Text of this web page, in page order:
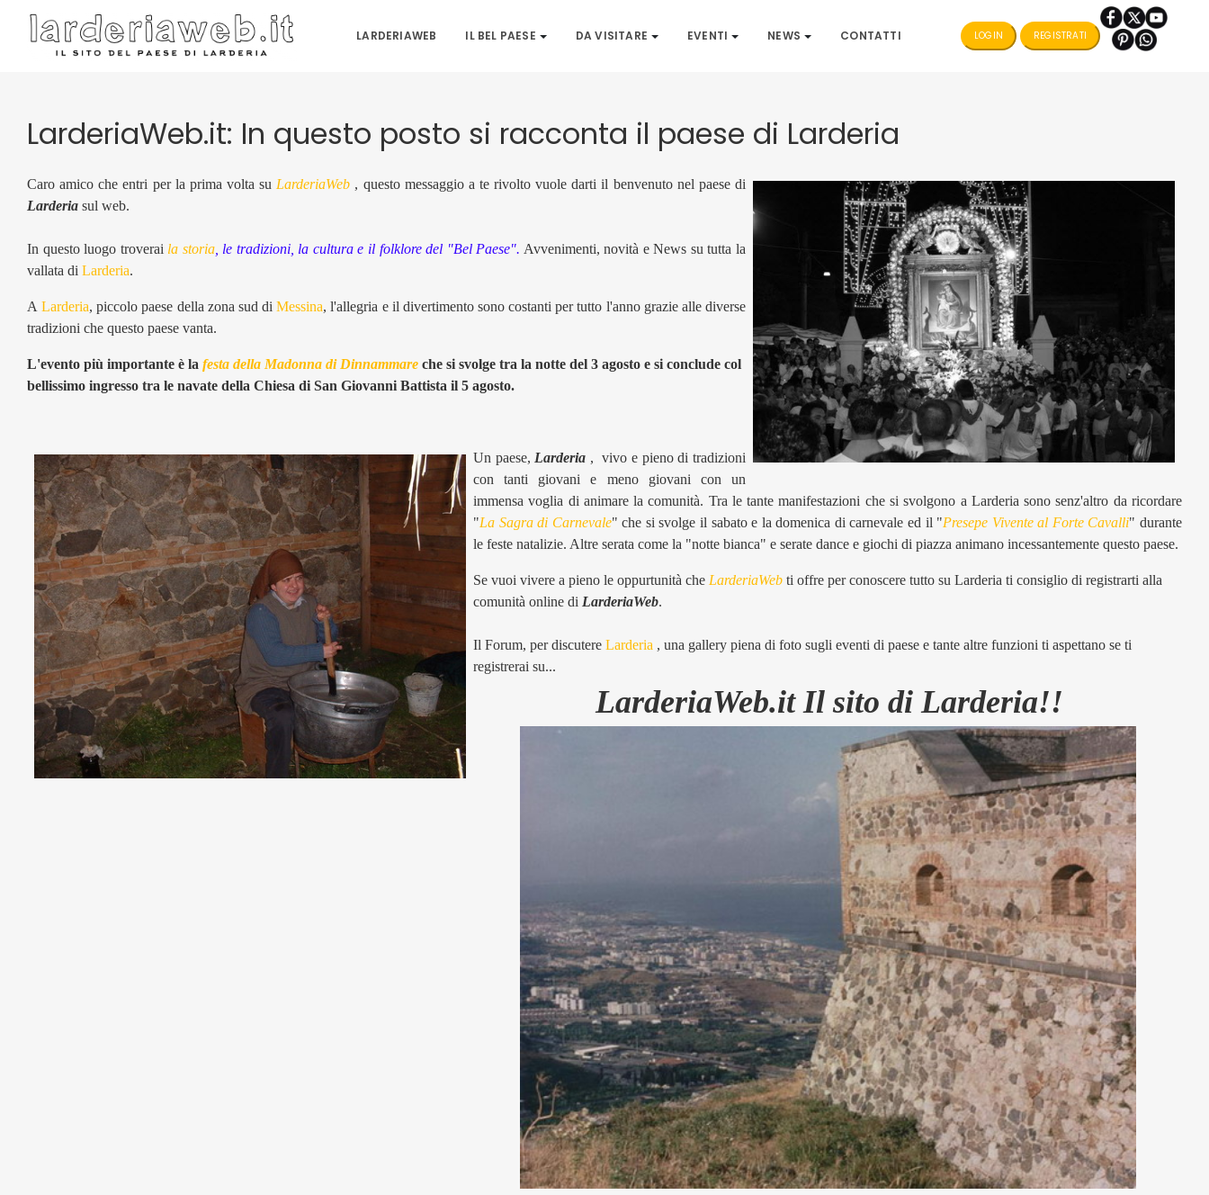
LARDERIAWEB IL BEL PAESE DA VISITARE EVENTI NEWS CONTATTI LOGIN REGISTRATI
LarderiaWeb.it: In questo posto si racconta il paese di Larderia
Caro amico che entri per la prima volta su LarderiaWeb , questo messaggio a te rivolto vuole darti il benvenuto nel paese di
Larderia sul web.
In questo luogo troverai la storia, le tradizioni, la cultura e il folklore del "Bel Paese". Avvenimenti, novità e News su tutta la
vallata di Larderia.
ALarderia, piccolo paese della zona sud diMessina, l'allegria e il divertimento sono costanti per tutto l'anno grazie alle diverse
tradizioni che questo paese vanta.
L'evento più importante è la festa della Madonna di Dinnammare che si svolge tra la notte del 3 agosto e si conclude col
bellissimo ingresso tra le navate della Chiesa di San Giovanni Battista il 5 agosto.
Un paese, Larderia , vivo e pieno di tradizioni
con tanti giovani e meno giovani con un
immensa voglia di animare la comunità. Tra le tante manifestazioni che si svolgono a Larderia sono senz'altro da ricordare
"La Sagra di Carnevale" che si svolge il sabato e la domenica di carnevale ed il "Presepe Vivente al Forte Cavalli" durante
le feste natalizie. Altre serata come la "notte bianca" e serate dance e giochi di piazza animano incessantemente questo paese.
Se vuoi vivere a pieno le oppurtunità che LarderiaWeb ti offre per conoscere tutto su Larderia ti consiglio di registrarti alla
comunità online di LarderiaWeb.
Il Forum, per discutere Larderia , una gallery piena di foto sugli eventi di paese e tante altre funzioni ti aspettano se ti
registrerai su...
LarderiaWeb.it Il sito di Larderia!!